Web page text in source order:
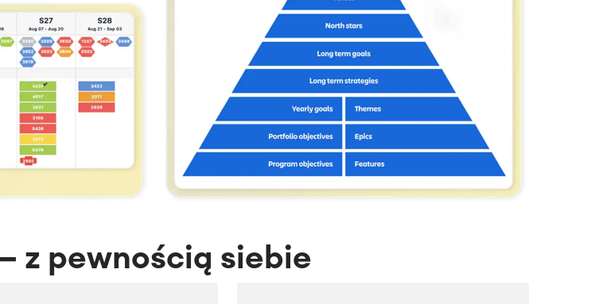
z pewnością siebie